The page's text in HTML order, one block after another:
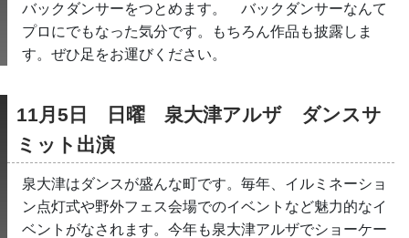
バックダンサーをつとめます。　バックダンサーなんて
プロにでもなった気分です。もちろん作品も披露しま
す。ぜひ足をお運びください。
11月5日　日曜　泉大津アルザ　ダンスサ
ミット出演
泉大津はダンスが盛んな町です。毎年、イルミネーショ
ン点灯式や野外フェス会場でのイベントなど魅力的なイ
ベントがなされます。今年も泉大津アルザでショーケー